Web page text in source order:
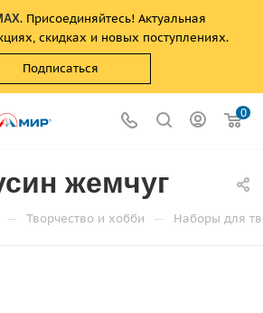
. Присоединяйтесь! Актуальная
скидках и новых поступлениях.
Подписаться
0
жемчуг
— Творчество и хобби — Наборы для